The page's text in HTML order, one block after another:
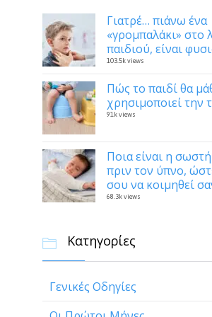
Γιατρέ… πιάνω ένα
«γρομπαλάκι» στο
παιδιού, είναι
103.5k views
Πώς το παιδί θα
χρησιμοποιεί την
91k views
Ποια είναι η
πριν τον ύπνο,
σου να κοιμηθεί
68.3k views
 Κατηγορίες
Γενικές Οδηγίες